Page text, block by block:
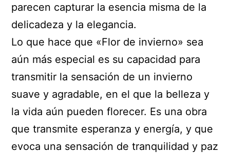
parecen capturar la esencia misma de la
delicadeza y la elegancia.
Lo que hace que «Flor de invierno» sea
aún más especial es su capacidad para
transmitir la sensación de un invierno
suave y agradable, en el que la belleza y
la vida aún pueden florecer. Es una obra
que transmite esperanza y energía, y que
evoca una sensación de tranquilidad y paz